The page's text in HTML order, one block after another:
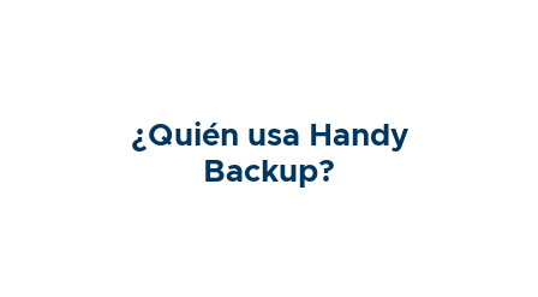
¿Quién usa Handy
Backup?